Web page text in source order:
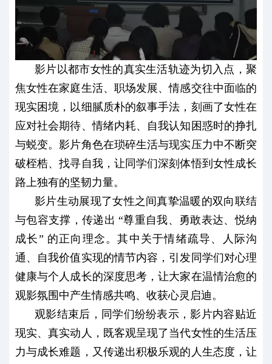
影片以都市女性的真实生活轨迹为切入点，聚
焦女性在家庭生活、职场发展、情感交往中面临的
现实困境，以细腻质朴的叙事手法，刻画了女性在
应对社会期待、情绪内耗、自我认知困惑时的挣扎
与蜕变。影片角色在琐碎生活与现实压力中不断突
破桎梏、找寻自我，让同学们深刻体悟到女性成长
路上独有的坚韧力量。
影片生动展现了女性之间真挚温暖的双向联结
与包容支撑，传递出 “尊重自我、勇敢表达、悦纳
成长” 的正向理念。其中关于情绪疏导、人际沟
通、自我价值实现的情节内容，引发同学们对心理
健康与个人成长的深度思考，让大家在温情治愈的
观影氛围中产生情感共鸣、收获心灵启迪。
观影结束后，同学们纷纷表示，影片内容贴近
现实、真实动人，既客观呈现了当代女性的生活压
力与成长难题，又传递出积极乐观的人生态度，让